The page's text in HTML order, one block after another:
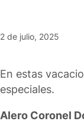
2 de julio, 2025
En estas
especiales.
Alero Coronel